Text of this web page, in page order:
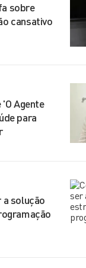
sobre
cansativo
Agente
para
a solução